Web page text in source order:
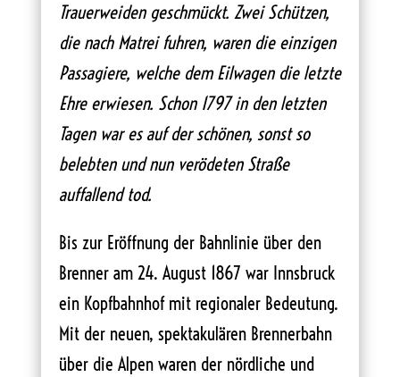
Trauerweiden geschmückt. Zwei Schützen,
die nach Matrei fuhren, waren die einzigen
Passagiere, welche dem Eilwagen die letzte
Ehre erwiesen. Schon 1797 in den letzten
Tagen war es auf der schönen, sonst so
belebten und nun verödeten Straße
auffallend tod.
Bis zur Eröffnung der Bahnlinie über den
Brenner am 24. August 1867 war Innsbruck
ein Kopfbahnhof mit regionaler Bedeutung.
Mit der neuen, spektakulären Brennerbahn
über die Alpen waren der nördliche und